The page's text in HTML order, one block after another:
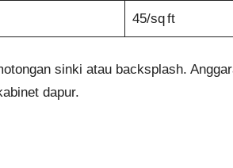
45/sq ft
sinki atau backsplash.
dapur.